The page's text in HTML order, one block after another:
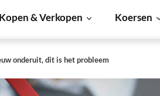
Kopen & Verkopen Koersen
onderuit, dit is het probleem